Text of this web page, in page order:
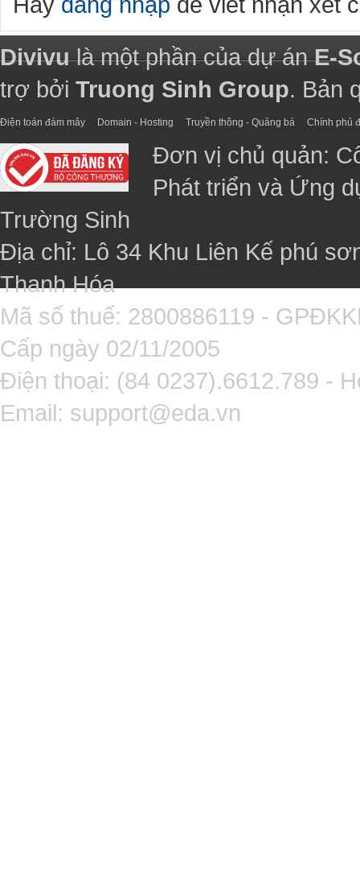
Divivulà một phần của dự ánE-
trợ bởi Truong Sinh Group. Bản
Điện toán đám mây Domain - Hosting Truyền thông - Quảng bá Chính phủ
Đơn vị chủ quản:
Phát triển và Ứng
Trường Sinh
Địa chỉ: Lô 34 Khu Liên Kế phú
Thanh Hóa
Mã số thuế: 2800886119 -
Cấp ngày 02/11/2005
Điện thoại: (84 0237).6612.789 -
Email: support@eda.vn